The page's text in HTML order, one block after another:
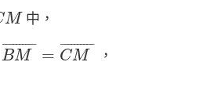
M
M 中，
¯¯¯¯¯¯¯¯¯¯
BM = ¯¯¯¯¯¯¯¯¯¯
CM
BM¯= M¯
，